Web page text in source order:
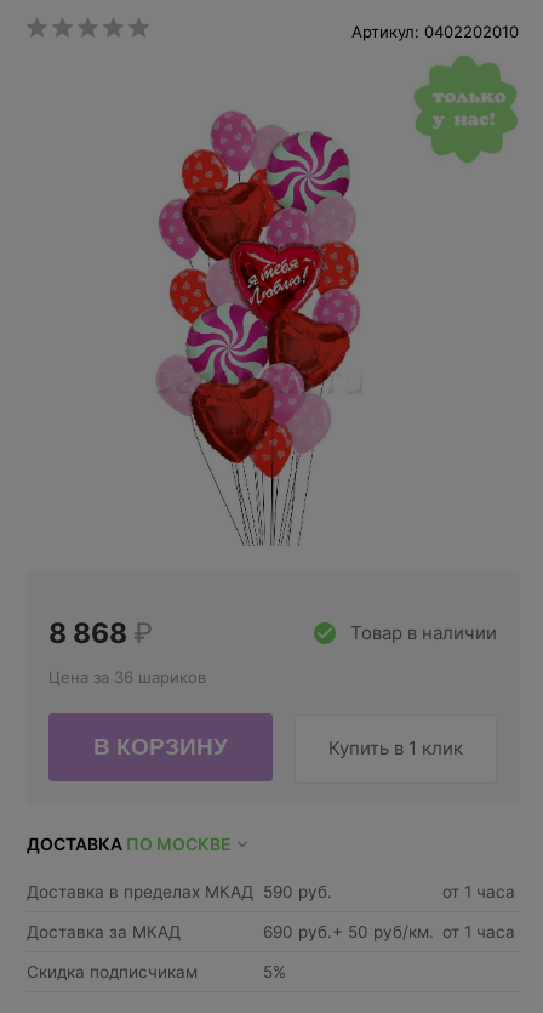
Артикул: 0402202010
Товар в наличии
8 868 ₽
Цена за 36 шариков
Купить в 1 клик
ДОСТАВКА ПО МОСКВЕ
Доставка в пределах МКАД 590 руб. от 1 часа
Доставка за МКАД 690 руб.+ 50 руб/км. от 1 часа
Скидка подписчикам 5%